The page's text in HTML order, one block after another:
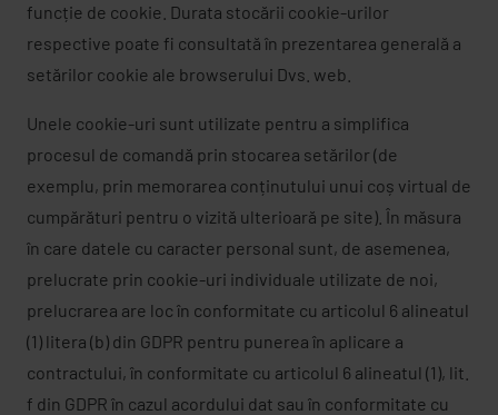
funcție de cookie. Durata stocării cookie-urilor
respective poate fi consultată în prezentarea generală a
setărilor cookie ale browserului Dvs. web.
Unele cookie-uri sunt utilizate pentru a simplifica
procesul de comandă prin stocarea setărilor (de
exemplu, prin memorarea conținutului unui coș virtual de
cumpărături pentru o vizită ulterioară pe site). În măsura
în care datele cu caracter personal sunt, de asemenea,
prelucrate prin cookie-uri individuale utilizate de noi,
prelucrarea are loc în conformitate cu articolul 6 alineatul
(1) litera (b) din GDPR pentru punerea în aplicare a
contractului, în conformitate cu articolul 6 alineatul (1), lit.
f din GDPR în cazul acordului dat sau în conformitate cu